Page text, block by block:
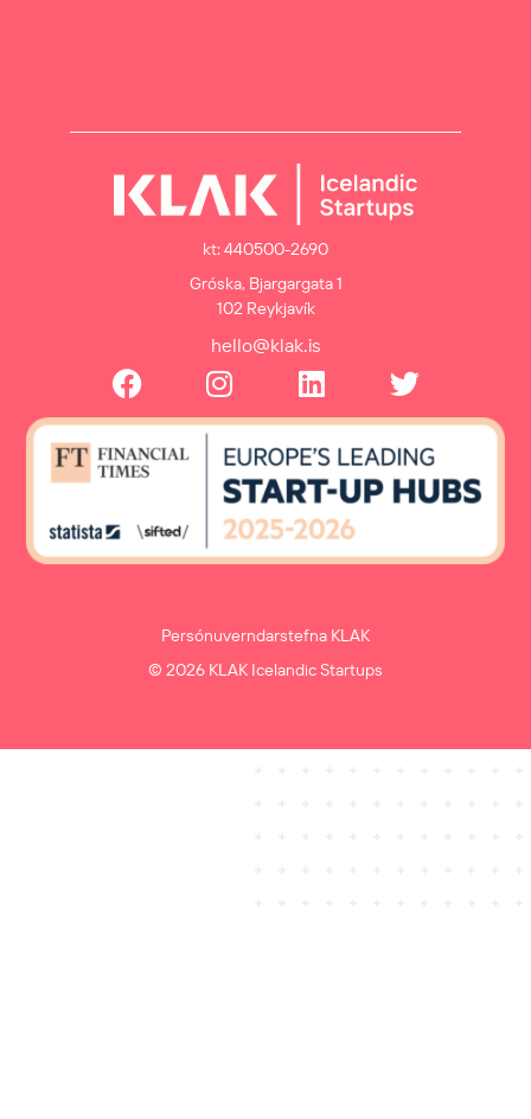
kt: 440500-2690
Gróska, Bjargargata 1
102 Reykjavík
hello@klak.is
© 2026 KLAK Icelandic Startups
Persónuverndarstefna KLAK